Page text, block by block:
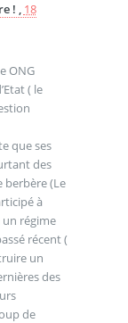
! , 18
ONG
( le
que ses
des
berbère (Le
à
régime
récent (
un
des
de